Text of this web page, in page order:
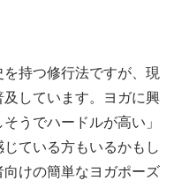
持つ修行法ですが、現
しています。ヨガに興
うでハードルが高い」
じている方もいるかもし
けの簡単なヨガポーズ